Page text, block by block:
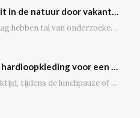
Trek erop uit in de natuur door vakantie te vieren op een camping
Vandaag de dag hebben tal van onderzoeken aangetoond dat vakantie vieren op een camping tal…
De mooiste hardloopkleding voor een gezonde geest en voor de echte outdoor hardloper
Ben je na werktijd, tijdens de lunchpauze of in het weekend regelmatig op de weg,…